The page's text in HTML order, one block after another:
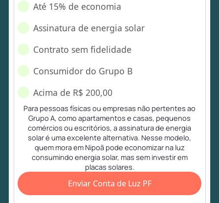
Até 15% de economia
Assinatura de energia solar
Contrato sem fidelidade
Consumidor do Grupo B
Acima de R$ 200,00
Para pessoas físicas ou empresas não pertentes ao
Grupo A, como apartamentos e casas, pequenos
comércios ou escritórios, a assinatura de energia
solar é uma excelente alternativa. Nesse modelo,
quem mora em Nipoã pode economizar na luz
consumindo energia solar, mas sem investir em
placas solares.
Enviar Conta de Luz PF